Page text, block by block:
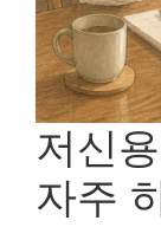
저신
자주